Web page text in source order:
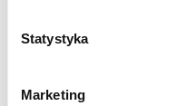
Statystyka
Marketing